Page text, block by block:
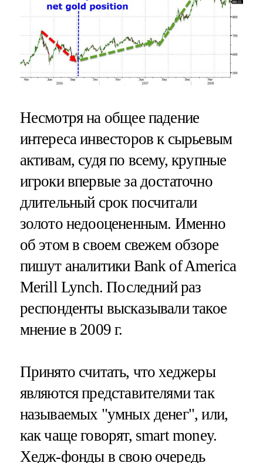
Несмотря на общее падение
интереса инвесторов к сырьевым
активам, судя по всему, крупные
игроки впервые за достаточно
длительный срок посчитали
золото недооцененным. Именно
об этом в своем свежем обзоре
пишут аналитики Bank of America
Merill Lynch. Последний раз
респонденты высказывали такое
мнение в 2009 г.
Принято считать, что хеджеры
являются представителями так
называемых "умных денег", или,
как чаще говорят, smart money.
Хедж-фонды в свою очередь